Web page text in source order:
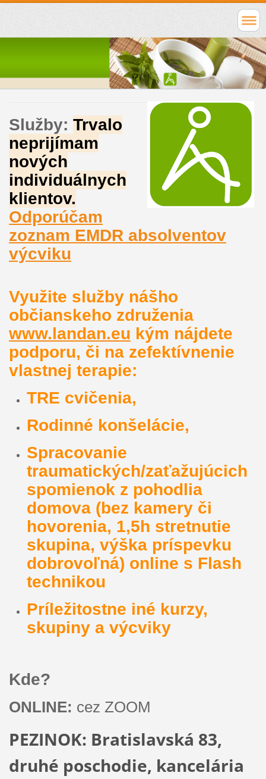
Služby: Trvalo
neprijímam
nových
individuálnych
klientov.
Odporúčam
zoznam EMDR absolventov
výcviku
Využite služby nášho
občianskeho združenia
www.landan.eu kým nájdete
podporu, či na zefektívnenie
vlastnej terapie:
TRE cvičenia,
Rodinné konšelácie,
Spracovanie
traumatických/zaťažujúcich
spomienok z pohodlia
domova (bez kamery či
hovorenia, 1,5h stretnutie
skupina, výška príspevku
dobrovoľná) online s Flash
technikou
Príležitostne iné kurzy,
skupiny a výcviky
Kde?
ONLINE: cez ZOOM
PEZINOK: Bratislavská 83,
druhé poschodie, kancelária